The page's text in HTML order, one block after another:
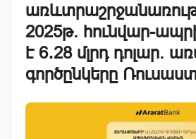
2025թ. հունվար-
է 6․28 մլրդ դոլար.
գործընկերը